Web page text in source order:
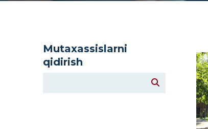
Mutaxassislarni
qidirish